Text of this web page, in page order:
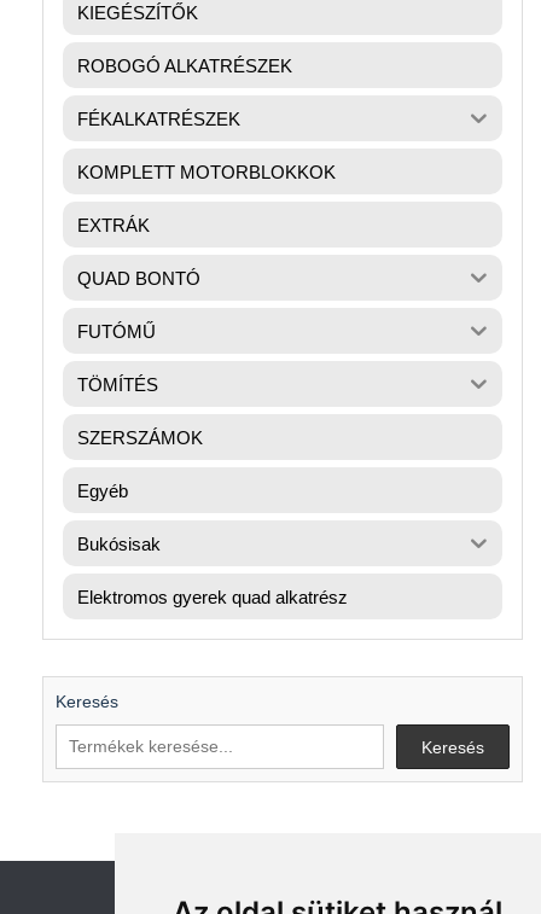
KIEGÉSZÍTŐK
ROBOGÓ ALKATRÉSZEK
FÉKALKATRÉSZEK
KOMPLETT MOTORBLOKKOK
EXTRÁK
QUAD BONTÓ
FUTÓMŰ
TÖMÍTÉS
SZERSZÁMOK
Egyéb
Bukósisak
Elektromos gyerek quad alkatrész
Keresés
Keresés